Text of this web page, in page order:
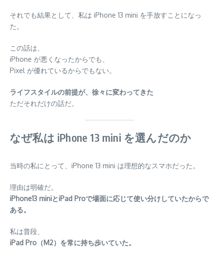
それでも結果として、私は iPhone 13 mini を手放すことになっ
た。
この話は、
iPhone が悪くなったからでも、
Pixel が優れているからでもない。
ライフスタイルの前提が、徐々に変わってきた
ただそれだけの話だ。
なぜ私は iPhone 13 mini を選んだのか
当時の私にとって、iPhone 13 mini は理想的なスマホだった。
理由は明確だ。
iPhone13 miniとiPad Proで場面に応じて使い分けしていたからで
ある。
私は普段、
iPad Pro（M2）を常に持ち歩いていた。